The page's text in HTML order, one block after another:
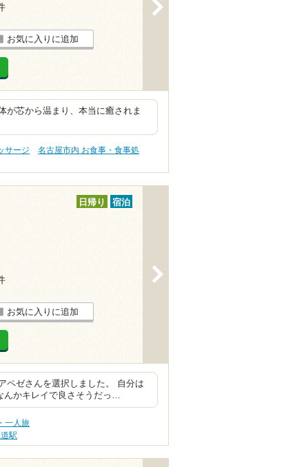
お気に入りに追加
が芯から温まり、本当に癒されま
サージ
名古屋市内 お食事・食事処
日帰り 宿泊
お気に入りに追加
ペゼさんを選択しました。 自分は
んかキレイで良さそうだっ…
一人旅
駅